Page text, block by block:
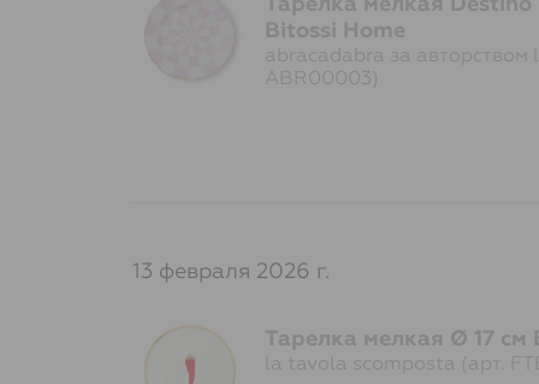
Bitossi Home
abracadabra за авторством
ABR00003)
13 февраля 2026 г.
Тарелка мелкая Ø 17 см
la tavola scomposta (арт.